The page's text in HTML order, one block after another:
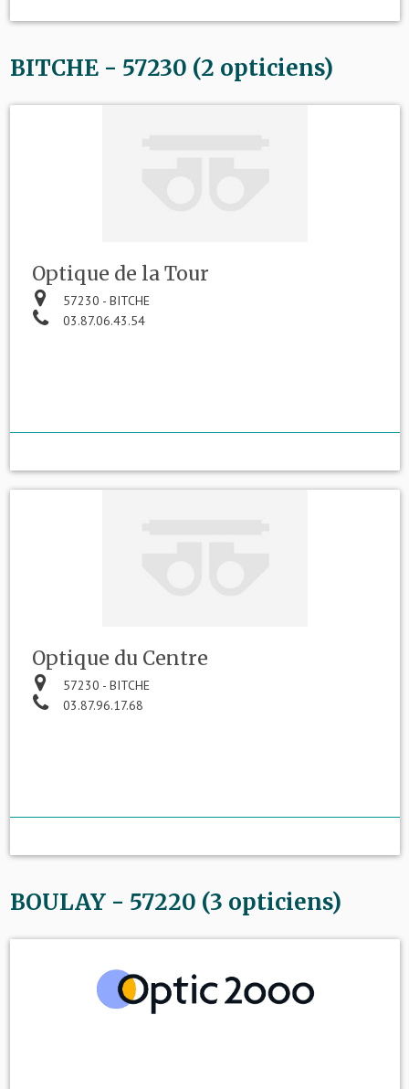
BITCHE - 57230 (2 opticiens)
Optique de la Tour
57230 - BITCHE
03.87.06.43.54
Optique du Centre
57230 - BITCHE
03.87.96.17.68
BOULAY - 57220 (3 opticiens)